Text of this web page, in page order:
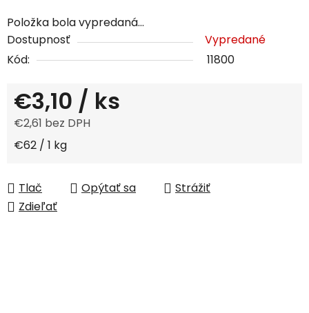
Položka bola vypredaná…
Dostupnosť
Vypredané
Kód:
11800
€3,10 / ks
€2,61 bez DPH
Jednotková cena:
€62 / 1 kg
Tlač Opýtať sa
Strážiť
Zdieľať